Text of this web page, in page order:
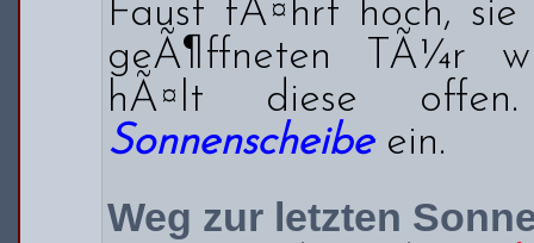
Faust fÃ¤hrt hoch,
geÃ¶ffneten TÃ¼r
hÃ¤lt diese
Sonnenscheibeein.
Weg zur letzten